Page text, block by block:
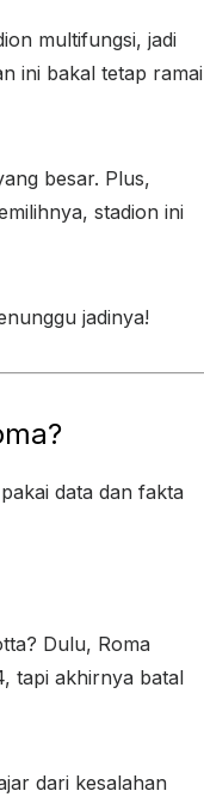
multifungsi, jadi
ini bakal tetap ramai
besar. Plus,
stadion ini
jadinya!
data dan fakta
Dulu, Roma
tapi akhirnya batal
dari kesalahan